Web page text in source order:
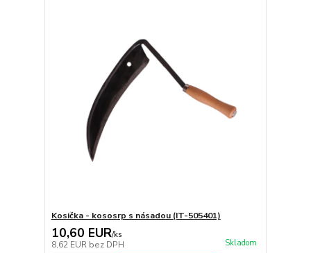
Kosička - kososrp s násadou (IT-505401)
10,60 EUR/ks
8,62 EUR bez DPH Skladom